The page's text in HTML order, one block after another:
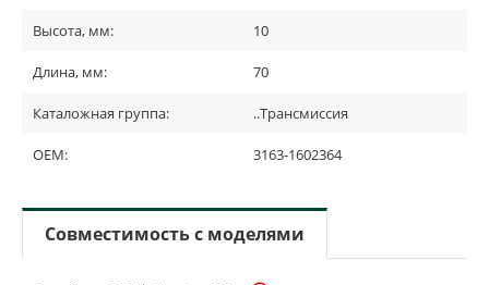
Высота, мм: 10
Длина, мм: 70
Каталожная группа: ..Трансмиссия
OEM: 3163-1602364
Совместимость с моделями